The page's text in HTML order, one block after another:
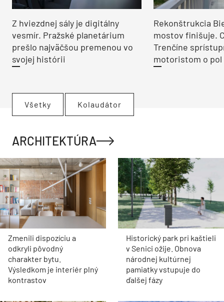
Z hviezdnej sály je digitálny
vesmír. Pražské planetárium
prešlo najväčšou premenou vo
svojej histórii
Rekonštrukcia
mostov finišuje.
Trenčíne
motoristom o pol
Všetky Kolaudátor
ARCHITEKTÚRA
Zmenili dispozíciu a
odkryli pôvodný
charakter bytu.
Výsledkom je interiér plný
kontrastov
Historický park pri kaštieli
v Senici ožije. Obnova
národnej kultúrnej
pamiatky vstupuje do
ďalšej fázy